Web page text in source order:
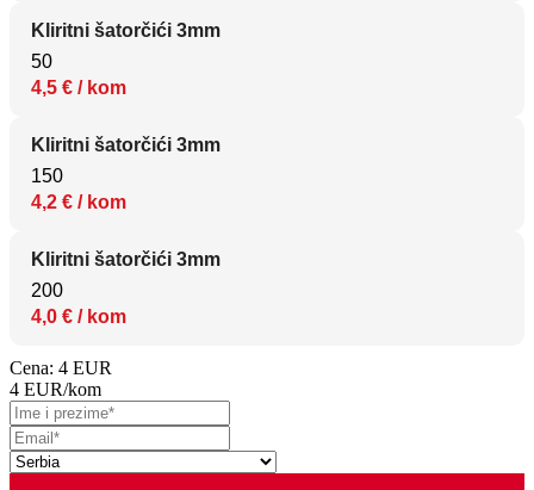
Kliritni šatorčići 3mm
50
4,5 € / kom
Kliritni šatorčići 3mm
150
4,2 € / kom
Kliritni šatorčići 3mm
200
4,0 € / kom
Cena: 4 EUR
4 EUR/kom